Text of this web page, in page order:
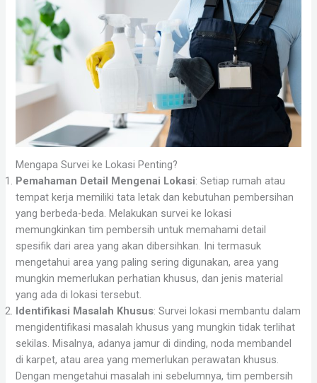
Mengapa Survei ke Lokasi Penting?
Pemahaman Detail Mengenai Lokasi: Setiap rumah atau
tempat kerja memiliki tata letak dan kebutuhan pembersihan
yang berbeda-beda. Melakukan survei ke lokasi
memungkinkan tim pembersih untuk memahami detail
spesifik dari area yang akan dibersihkan. Ini termasuk
mengetahui area yang paling sering digunakan, area yang
mungkin memerlukan perhatian khusus, dan jenis material
yang ada di lokasi tersebut.
Identifikasi Masalah Khusus: Survei lokasi membantu dalam
mengidentifikasi masalah khusus yang mungkin tidak terlihat
sekilas. Misalnya, adanya jamur di dinding, noda membandel
di karpet, atau area yang memerlukan perawatan khusus.
Dengan mengetahui masalah ini sebelumnya, tim pembersih